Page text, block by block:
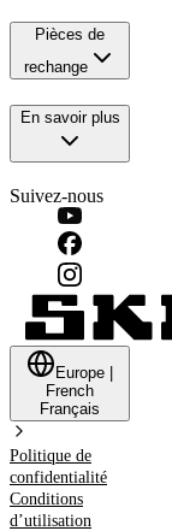
Pièces de
rechange
En savoir plus
Suivez-nous
Europe
French
Français
Politique de
confidentialité
Conditions
d’utilisation